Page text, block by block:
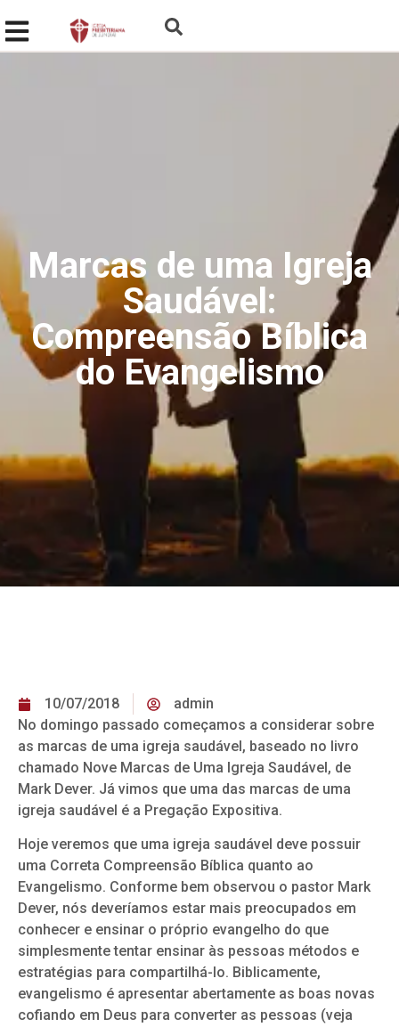
Marcas de uma Igreja
Saudável:
Compreensão Bíblica
do Evangelismo
10/07/2018
admin
No domingo passado começamos a considerar sobre
as marcas de uma igreja saudável, baseado no livro
chamado Nove Marcas de Uma Igreja Saudável, de
Mark Dever. Já vimos que uma das marcas de uma
igreja saudável é a Pregação Expositiva.
Hoje veremos que uma igreja saudável deve possuir
uma Correta Compreensão Bíblica quanto ao
Evangelismo. Conforme bem observou o pastor Mark
Dever, nós deveríamos estar mais preocupados em
conhecer e ensinar o próprio evangelho do que
simplesmente tentar ensinar às pessoas métodos e
estratégias para compartilhá-lo. Biblicamente,
evangelismo é apresentar abertamente as boas novas
cofiando em Deus para converter as pessoas (veja